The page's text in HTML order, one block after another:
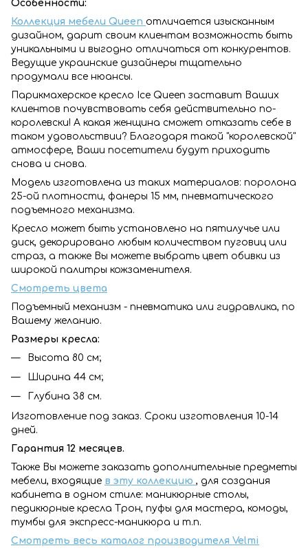
Особенности:
Коллекция мебели Queen отличается изысканным
дизайном, дарит своим клиентам возможность быть
уникальными и выгодно отличаться от конкурентов.
Ведущие украинские дизайнеры тщательно
продумали все нюансы.
Парикмахерское кресло Ice Queen заставит Ваших
клиентов почувствовать себя действительно по-
королевски! А какая женщина сможет отказать себе в
таком удовольствии? Благодаря такой "королевской"
атмосфере, Ваши посетители будут приходить
снова и снова.
Модель изготовлена из таких материалов: поролона
25-ой плотности, фанеры 15 мм, пневматического
подъемного механизма.
Кресло может быть установлено на пятилучье или
диск, декорировано любым количеством пуговиц или
страз, а также Вы можете выбрать цвет обивки из
широкой палитры кожзаменителя.
Смотреть цвета
Подъемный механизм - пневматика или гидравлика, по
Вашему желанию.
Размеры кресла:
Высота 80 см;
Ширина 44 см;
Глубина 38 см.
Изготовление под заказ. Сроки изготовления 10-14
дней.
Гарантия 12 месяцев.
Также Вы можете заказать дополнительные предметы
мебели, входящие в эту коллекцию , для создания
кабинета в одном стиле: маникюрные столы,
педикюрные кресла Трон, пуфы для мастера, комоды,
тумбы для экспресс-маникюра и т.п.
Смотреть весь каталог производителя Velmi